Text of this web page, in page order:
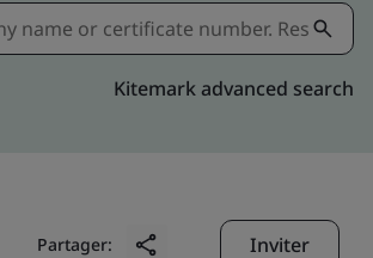
Kitemark advanced search
Partager: Inviter